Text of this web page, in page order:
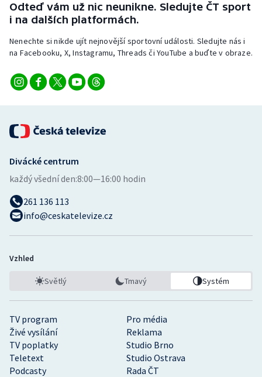
Odteď vám už nic neunikne. Sledujte ČT sport
i na dalších platformách.
Nenechte si nikde ujít nejnovější sportovní události. Sledujte nás i
na Facebooku, X, Instagramu, Threads či YouTube a buďte v obraze.
TV program
Pro média
Živé vysílání
Reklama
TV poplatky
Studio Brno
Teletext
Studio Ostrava
Podcasty
Rada ČT
Divácké centrum
každý všední den:8:00—16:00 hodin
261 136 113
info@ceskatelevize.cz
Vzhled
Světlý Tmavý Systém